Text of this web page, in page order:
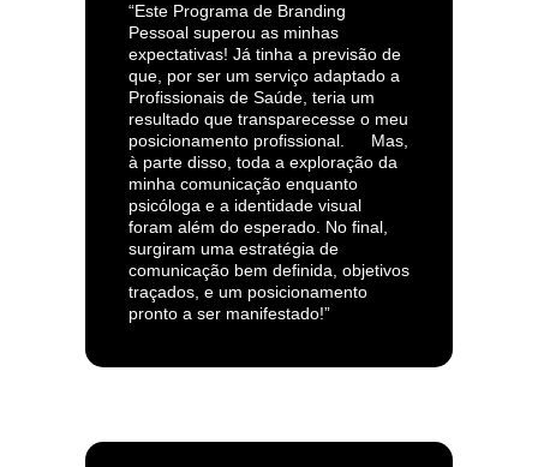
“Este Programa de Branding
Pessoal superou as minhas
expectativas! Já tinha a previsão de
que, por ser um serviço adaptado a
Profissionais de Saúde, teria um
resultado que transparecesse o meu
posicionamento profissional. Mas,
à parte disso, toda a exploração da
minha comunicação enquanto
psicóloga e a identidade visual
foram além do esperado. No final,
surgiram uma estratégia de
comunicação bem definida, objetivos
traçados, e um posicionamento
pronto a ser manifestado!”